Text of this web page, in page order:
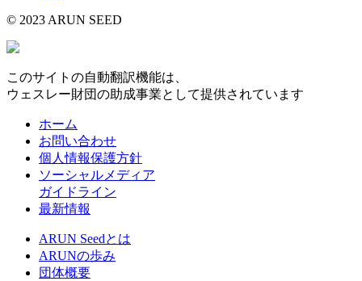
© 2023 ARUN SEED
このサイトの自動翻訳機能は、
ウェスレー財団の助成事業として提供されています
ホーム
お問い合わせ
個人情報保護方針
ソーシャルメディア
ガイドライン
最新情報
ARUN Seedとは
ARUNの歩み
団体概要